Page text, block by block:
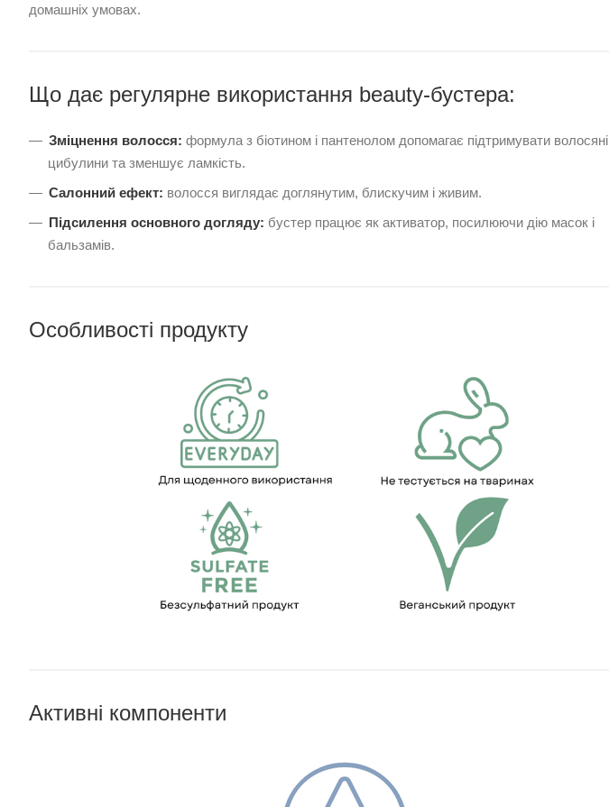
домашніх умовах.
Що дає регулярне використання beauty-бустерa:
Зміцнення волосся: формула з біотином і пантенолом допомагає підтримувати волосяні
цибулини та зменшує ламкість.
Салонний ефект: волосся виглядає доглянутим, блискучим і живим.
Підсилення основного догляду: бустер працює як активатор, посилюючи дію масок і
бальзамів.
Особливості продукту
Активні компоненти